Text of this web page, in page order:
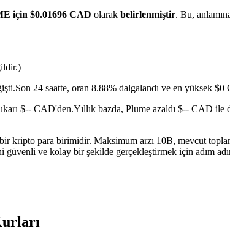
türevleri
için $0.01696 CAD olarak belirlenmiştir. Bu,
Son 24 saatte, oran 8.88% dalgalandı ve en yüksek
$-- CAD'den.Yıllık bazda, Plume azaldı $-- CAD
kripto para birimidir. Maksimum arzı 10B, mevcut
güvenli ve kolay bir şekilde gerçekleştirmek için adım